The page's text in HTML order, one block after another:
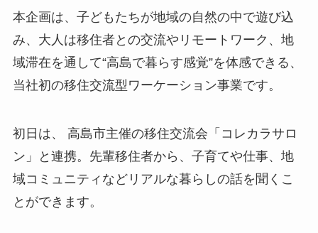
本企画は、子どもたちが地域の自然の中で遊び込
み、大人は移住者との交流やリモートワーク、地
域滞在を通して“高島で暮らす感覚”を体感できる、
当社初の移住交流型ワーケーション事業です。
初日は、 高島市主催の移住交流会「コレカラサロ
ン」と連携。先輩移住者から、子育てや仕事、地
域コミュニティなどリアルな暮らしの話を聞くこ
とができます。